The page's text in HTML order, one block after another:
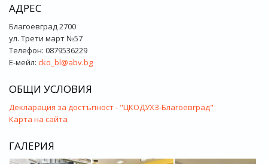
АДРЕС
Благоевград 2700
ул. Трети март №57
Телефон: 0879536229
Е-мейл: cko_bl@abv.bg
ОБЩИ УСЛОВИЯ
Декларация за достъпност - "ЦКОДУХЗ-Благоевград"
Карта на сайта
ГАЛЕРИЯ